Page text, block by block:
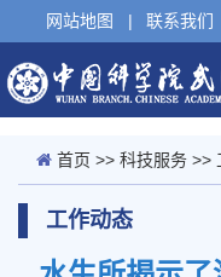
网站地图 | 联系我们
首页 >> 科技服务 >>
工作动态